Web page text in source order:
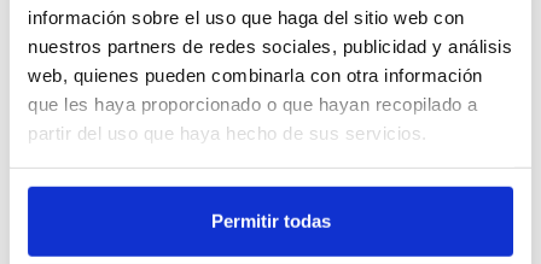
información sobre el uso que haga del sitio web con
nuestros partners de redes sociales, publicidad y análisis
web, quienes pueden combinarla con otra información
que les haya proporcionado o que hayan recopilado a
partir del uso que haya hecho de sus servicios.
Permitir todas
Unid.
Registrarme